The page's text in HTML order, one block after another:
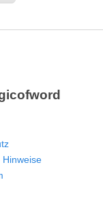
Hinweise